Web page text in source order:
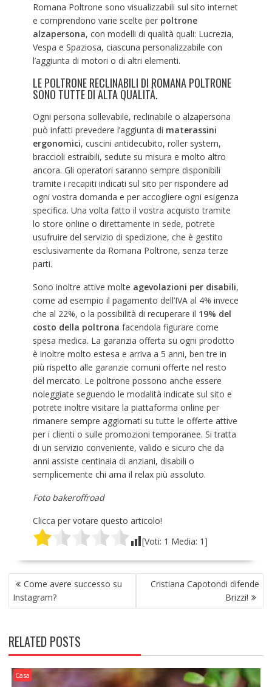
Romana Poltrone sono visualizzabili sul sito internet
e comprendono varie scelte per poltrone
alzapersona, con modelli di qualità quali: Lucrezia,
Vespa e Spaziosa, ciascuna personalizzabile con
l’aggiunta di motori o di altri elementi.
LE POLTRONE RECLINABILI DI ROMANA POLTRONE
SONO TUTTE DI ALTA QUALITÀ.
Ogni persona sollevabile, reclinabile o alzapersona
può infatti prevedere l’aggiunta di materassini
ergonomici, cuscini antidecubito, roller system,
braccioli estraibili, sedute su misura e molto altro
ancora. Gli operatori saranno sempre disponibili
tramite i recapiti indicati sul sito per rispondere ad
ogni vostra domanda e per accogliere ogni esigenza
specifica. Una volta fatto il vostra acquisto tramite
lo store online o direttamente in sede, potrete
usufruire del servizio di spedizione, che è gestito
esclusivamente da Romana Poltrone, senza terze
parti.
Sono inoltre attive molte agevolazioni per disabili,
come ad esempio il pagamento dell’IVA al 4% invece
che al 22%, o la possibilità di recuperare il 19% del
costo della poltrona facendola figurare come
spesa medica. La garanzia offerta su ogni prodotto
è inoltre molto estesa e arriva a 5 anni, ben tre in
più rispetto alle garanzie comuni offerte nel resto
del mercato. Le poltrone possono anche essere
noleggiate seguendo le modalità indicate sul sito e
potrete inoltre visitare la piattaforma online per
rimanere sempre aggiornati su tutte le offerte attive
per i clienti o sulle promozioni temporanee. Si tratta
di un servizio conveniente, valido e sicuro che da
anni assiste centinaia di anziani, disabili o
semplicemente chi ama il relax più assoluto.
Foto bakeroffroad
Clicca per votare questo articolo!
[Voti: 1 Media: 1]
NAVIGAZIONE
ARTICOLI
Come avere successo su
Instagram?
Cristiana Capotondi difende
Brizzi!
RELATED POSTS
Casa